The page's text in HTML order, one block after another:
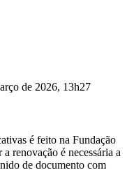
de 2026, 13h27
é feito na Fundação
renovação é necessária a
de documento com